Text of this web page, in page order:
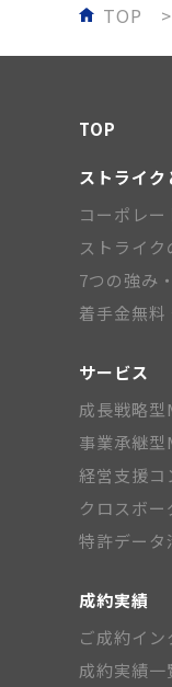
TOP
TOP
ストライク
コーポレ
ストライ
7つの強み
着手金無
サービス
成長戦略
事業承継
経営支援コ
クロスボ
特許データ
成約実績
ご成約イン
成約実績一